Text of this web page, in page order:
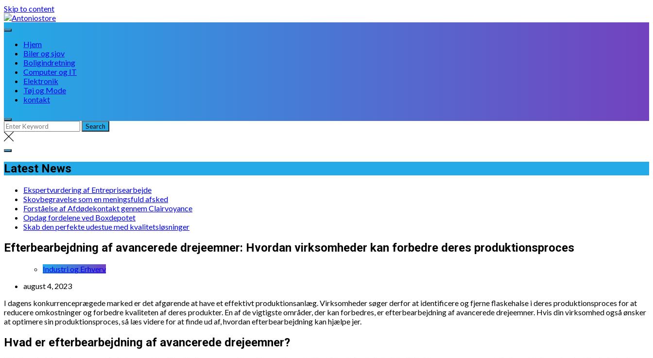
Skip to content
Hjem
Biler og sjov
Boligindretning
Computer og IT
Elektronik
Tøj og Mode
kontakt
Latest News
Ekspertvurdering af Entreprisearbejde
Skovbegravelse som en meningsfuld afsked
Forståelse af Afdødekontakt gennem Clairvoyance
Opdag fordelene ved Boxdepotet
Skab den perfekte udestue med kvalitetsløsninger
Efterbearbejdning af avancerede drejeemner: Hvordan virksomheder kan forbedre deres produktionsproces
Industri og Erhverv
august 4, 2023
I dagens konkurrenceprægede marked er det afgørende at have et effektivt produktionsanlæg. Virksomheder søger derfor at identificere og fjerne flaskehalse i deres produktionsproces for at
reducere omkostninger og forbedre kvaliteten af deres produkter. En af de vigtigste områder, der kan forbedres, er efterbearbejdning af avancerede drejeemner. Hvis din virksomhed også ønsker
at optimere sin produktionsproces, så læs videre for at finde ud af, hvordan efterbearbejdning kan hjælpe jer.
Hvad er efterbearbejdning af avancerede drejeemner?